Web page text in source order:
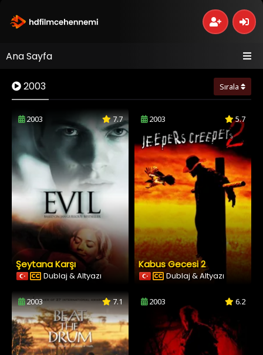
Ana Sayfa
2003 Sırala
2003 7.7
Şeytana Karşı
Dublaj & Altyazı
2003 5.7
Kabus Gecesi 2
Dublaj & Altyazı
2003 7.1 2003 6.2